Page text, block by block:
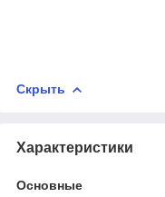
Скрыть
Характеристики
Основные